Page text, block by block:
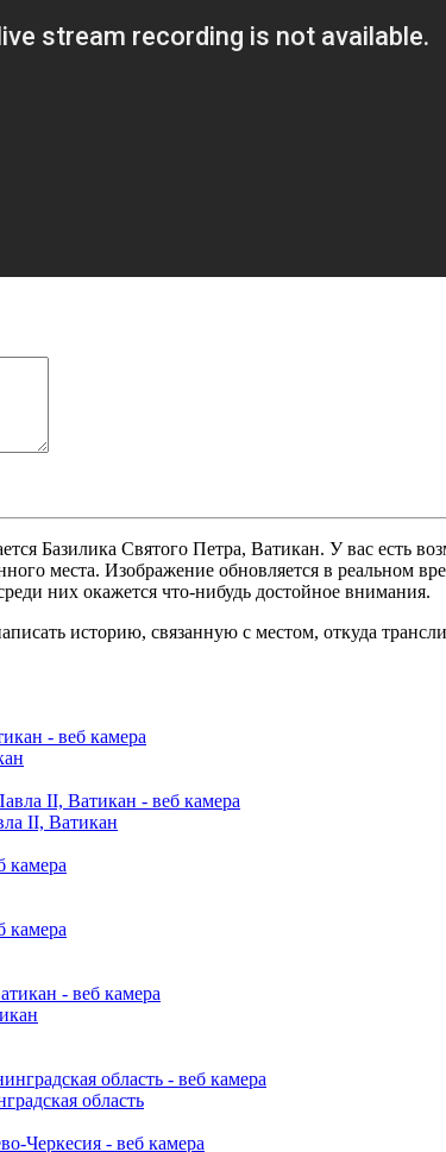
Базилика Святого Петра, Ватикан. У вас есть
места. Изображение обновляется в реальном
них окажется что-нибудь достойное внимания.
историю, связанную с местом, откуда
II, Ватикан
область